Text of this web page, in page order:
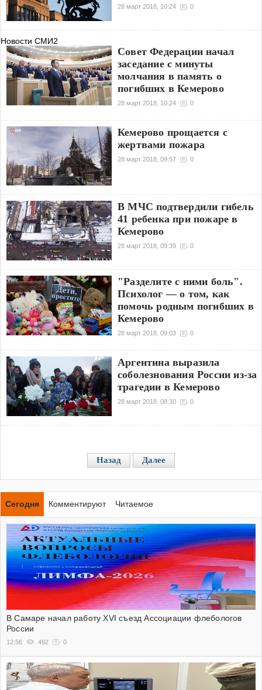
28 март 2018, 10:24 0
Новости СМИ2
Совет Федерации начал
заседание с минуты
молчания в память о
погибших в Кемерово
28 март 2018, 10:24 0
Кемерово прощается с
жертвами пожара
28 март 2018, 09:57 0
В МЧС подтвердили гибель
41 ребенка при пожаре в
Кемерово
28 март 2018, 09:39 0
"Разделите с ними боль".
Психолог — о том, как
помочь родным погибших в
Кемерово
28 март 2018, 09:03 0
Аргентина выразила
соболезнования России из-за
трагедии в Кемерово
28 март 2018, 08:30 0
Назад Далее
Сегодня Комментируют Читаемое
В Самаре начал работу XVI съезд Ассоциации флебологов
России
12:56 492 0